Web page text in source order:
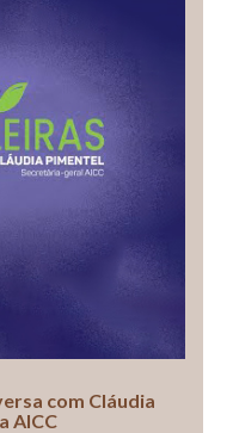
com Cláudia
AICC